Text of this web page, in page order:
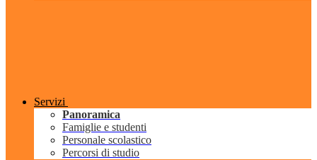
Servizi
Panoramica
Famiglie e studenti
Personale scolastico
Percorsi di studio